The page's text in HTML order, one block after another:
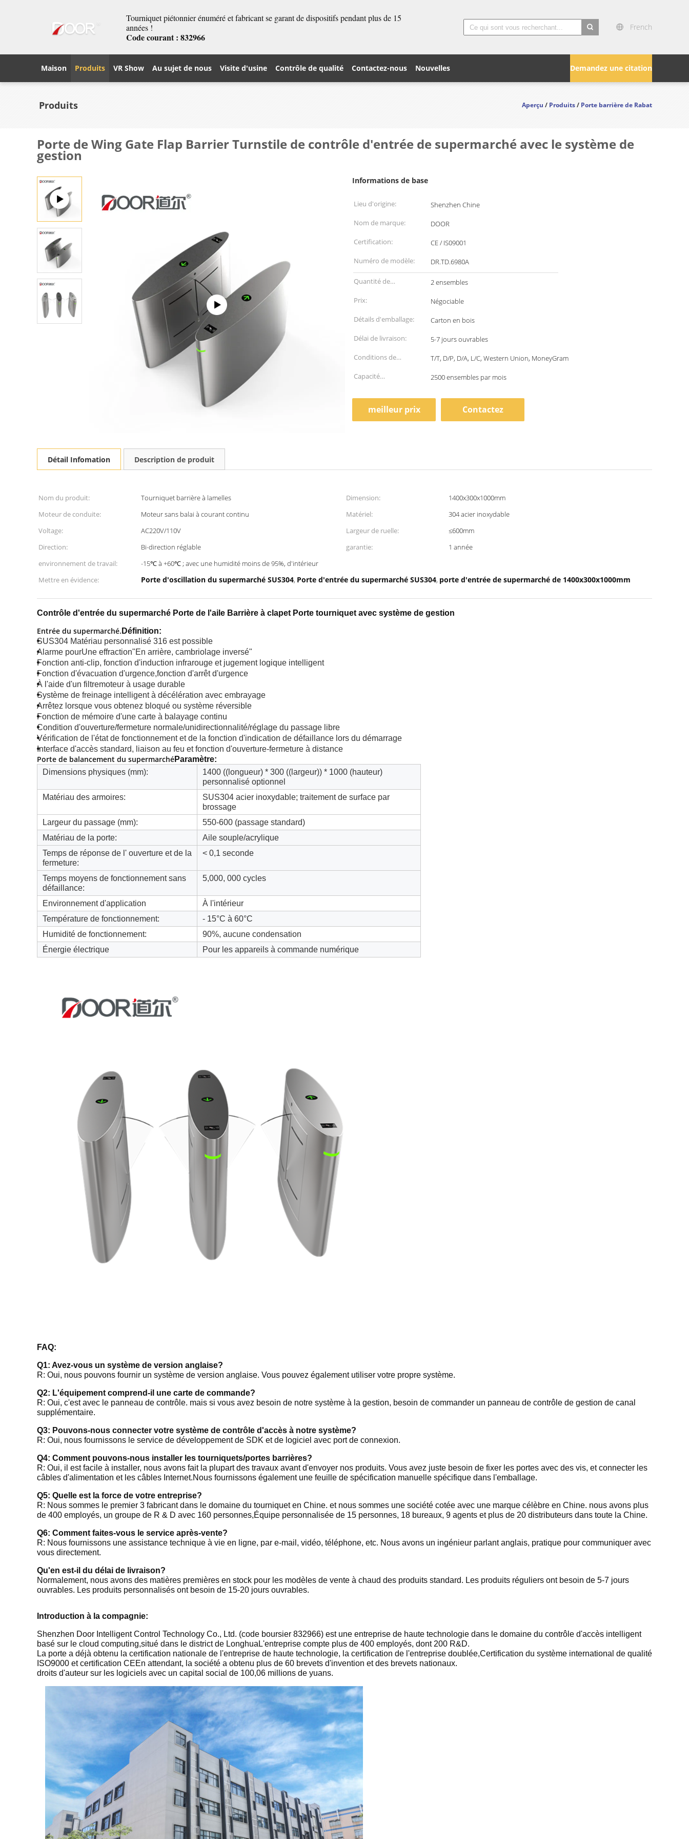
Tourniquet piétonnier énuméré et fabricant se garant de dispositifs pendant plus de 15
années !
Code courant : 832966
French
Demandez une citation
Maison Produits VR Show Au sujet de nous Visite d'usine Contrôle de qualité Contactez-nous Nouvelles
Produits Aperçu/Produits/Porte barrière de Rabat
Porte de Wing Gate Flap Barrier Turnstile de contrôle d'entrée de supermarché avec le système de
gestion
Informations de base
Lieu d'origine:
Shenzhen Chine
Nom de marque:
DOOR
Certification:
CE / IS09001
Numéro de modèle:
DR.TD.6980A
Quantité de
commande min:
2 ensembles
Prix:
Négociable
Détails d'emballage:
Carton en bois
Délai de livraison:
5-7 jours ouvrables
Conditions de
paiement:
T/T, D/P, D/A, L/C, Western Union, MoneyGram
Capacité
2500 ensembles par mois
meilleur prix Contactez
Détail Infomation Description de produit
Nom du produit: Tourniquet barrière à lamelles Dimension:
1400x300x1000mm
Moteur de conduite:
Moteur sans balai à courant continu Matériel:
304 acier inoxydable
Voltage:
AC220V/110V Largeur de ruelle:
≤600mm
Direction:
Bi-direction réglable garantie:
1 année
environnement de travail:
-15℃ à +60℃ ; avec une humidité moins de 95%, d'intérieur
Mettre en évidence:
Porte d'oscillation du supermarché SUS304, Porte d'entrée du supermarché SUS304, porte d'entrée de supermarché de 1400x300x1000mm
Contrôle d'entrée du supermarché Porte de l'aile Barrière à clapet Porte tourniquet avec système de gestion
Entrée du supermarché. Définition:
SUS304 Matériau personnalisé 316 est possible
Alarme pourUne effraction"En arrière, cambriolage inversé"
Fonction anti-clip, fonction d'induction infrarouge et jugement logique intelligent
Fonction d'évacuation d'urgence,fonction d'arrêt d'urgence
À l'aide d'un filtremoteur à usage durable
Système de freinage intelligent à décélération avec embrayage
Arrêtez lorsque vous obtenez bloqué ou système réversible
Fonction de mémoire d'une carte à balayage continu
Condition d'ouverture/fermeture normale/unidirectionnalité/réglage du passage libre
Vérification de l'état de fonctionnement et de la fonction d'indication de défaillance lors du démarrage
Interface d'accès standard, liaison au feu et fonction d'ouverture-fermeture à distance
Porte de balancement du supermarchéParamètre:
Dimensions physiques (mm):
1400 ((longueur) * 300 ((largeur)) * 1000 (hauteur)
personnalisé optionnel
Matériau des armoires:
SUS304 acier inoxydable; traitement de surface par
brossage
Largeur du passage (mm):
550-600 (passage standard)
Matériau de la porte:
Aile souple/acrylique
Temps de réponse de l' ouverture et de la
fermeture:
< 0,1 seconde
Temps moyens de fonctionnement sans
défaillance:
5,000, 000 cycles
Environnement d'application
À l'intérieur
Température de fonctionnement:
- 15°C à 60°C
Humidité de fonctionnement:
90%, aucune condensation
Énergie électrique
Pour les appareils à commande numérique
FAQ:
Q1: Avez-vous un système de version anglaise?
R: Oui, nous pouvons fournir un système de version anglaise. Vous pouvez également utiliser votre propre système.
Q2: L'équipement comprend-il une carte de commande?
R: Oui, c'est avec le panneau de contrôle. mais si vous avez besoin de notre système à la gestion, besoin de commander un panneau de contrôle de gestion de canal
supplémentaire.
Q3: Pouvons-nous connecter votre système de contrôle d'accès à notre système?
R: Oui, nous fournissons le service de développement de SDK et de logiciel avec port de connexion.
Q4: Comment pouvons-nous installer les tourniquets/portes barrières?
R: Oui, il est facile à installer, nous avons fait la plupart des travaux avant d'envoyer nos produits. Vous avez juste besoin de fixer les portes avec des vis, et connecter les
câbles d'alimentation et les câbles Internet.Nous fournissons également une feuille de spécification manuelle spécifique dans l'emballage.
Q5: Quelle est la force de votre entreprise?
R: Nous sommes le premier 3 fabricant dans le domaine du tourniquet en Chine. et nous sommes une société cotée avec une marque célèbre en Chine. nous avons plus
de 400 employés, un groupe de R & D avec 160 personnes,Équipe personnalisée de 15 personnes, 18 bureaux, 9 agents et plus de 20 distributeurs dans toute la Chine.
Q6: Comment faites-vous le service après-vente?
R: Nous fournissons une assistance technique à vie en ligne, par e-mail, vidéo, téléphone, etc. Nous avons un ingénieur parlant anglais, pratique pour communiquer avec
vous directement.
Qu'en est-il du délai de livraison?
Normalement, nous avons des matières premières en stock pour les modèles de vente à chaud des produits standard. Les produits réguliers ont besoin de 5-7 jours
ouvrables. Les produits personnalisés ont besoin de 15-20 jours ouvrables.
Introduction à la compagnie:
Shenzhen Door Intelligent Control Technology Co., Ltd. (code boursier 832966) est une entreprise de haute technologie dans le domaine du contrôle d'accès intelligent
basé sur le cloud computing,situé dans le district de LonghuaL'entreprise compte plus de 400 employés, dont 200 R&D.
La porte a déjà obtenu la certification nationale de l'entreprise de haute technologie, la certification de l'entreprise doublée,Certification du système international de qualité
ISO9000 et certification CEEn attendant, la société a obtenu plus de 60 brevets d'invention et des brevets nationaux.
droits d'auteur sur les logiciels avec un capital social de 100,06 millions de yuans.